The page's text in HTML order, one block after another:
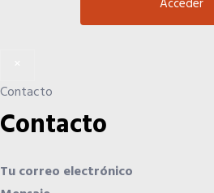
Contacto
Contacto
Tu correo electrónico